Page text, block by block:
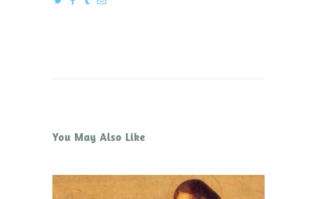
You May Also Like